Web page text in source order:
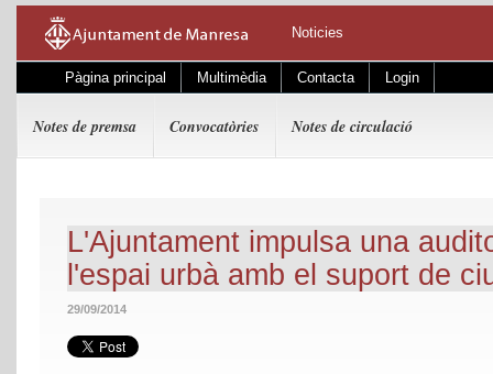
Noticies
Pàgina principal Multimèdia Contacta Login
Notes de premsa Convocatòries Notes de circulació
L'Ajuntament impulsa una
l'espai urbà amb el suport de
29/09/2014